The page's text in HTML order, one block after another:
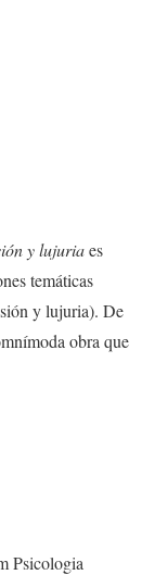
y lujuriaes
temáticas
y lujuria). De
obra que
Psicologia